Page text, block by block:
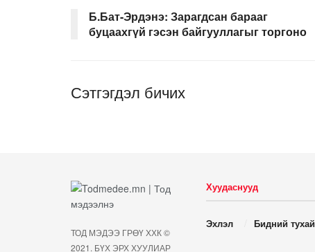
Б.Бат-Эрдэнэ: Зарагдсан барааг
буцаахгүй гэсэн байгууллагыг торгоно
Сэтгэгдэл бичих
ТОД МЭДЭЭ ГРӨҮ ХХК ©
2021. БҮХ ЭРХ ХУУЛИАР
Хуудаснууд
Эхлэл Бидний тухай